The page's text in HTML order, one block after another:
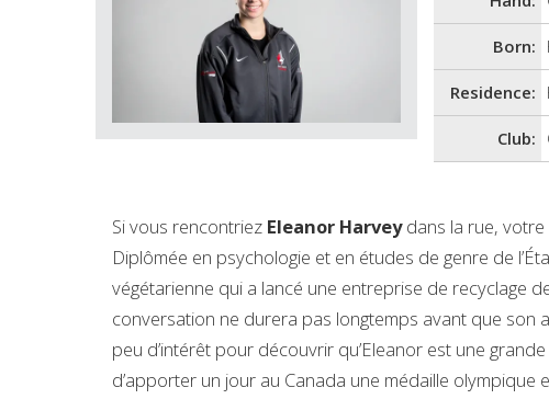
Born:
Residence:
Club:
Si vous rencontriez Eleanor Harveydans la rue, votre
Diplômée en psychologie et en études de genre de
végétarienne qui a lancé une entreprise de recyclage
conversation ne durera pas longtemps avant que son
peu d’intérêt pour découvrir qu’Eleanor est une
d’apporter un jour au Canada une médaille olympique